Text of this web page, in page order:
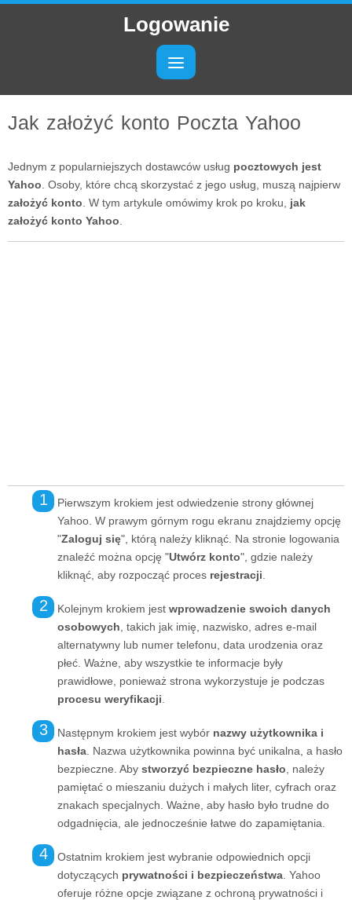
Logowanie
Jak założyć konto Poczta Yahoo
Jednym z popularniejszych dostawców usług pocztowych jest
Yahoo . Osoby, które chcą skorzystać z jego usług, muszą najpierw
założyć konto . W tym artykule omówimy krok po kroku, jak
założyć konto Yahoo
Pierwszym krokiem jest odwiedzenie strony głównej
Yahoo. W prawym górnym rogu ekranu znajdziemy opcję
"Zaloguj się", którą należy kliknąć. Na stronie logowania
znaleźć można opcję "Utwórz konto", gdzie należy
kliknąć, aby rozpocząć proces rejestracji
Kolejnym krokiem jest wprowadzenie swoich danych
osobowych , takich jak imię, nazwisko, adres e-mail
alternatywny lub numer telefonu, data urodzenia oraz
płeć. Ważne, aby wszystkie te informacje były
prawidłowe, ponieważ strona wykorzystuje je podczas
procesu weryfikacji
Następnym krokiem jest wybór nazwy użytkownika i
hasła . Nazwa użytkownika powinna być unikalna, a hasło
bezpieczne. Aby stworzyć bezpieczne hasło , należy
pamiętać o mieszaniu dużych i małych liter, cyfrach oraz
znakach specjalnych. Ważne, aby hasło było trudne do
odgadnięcia, ale jednocześnie łatwe do zapamiętania.
Ostatnim krokiem jest wybranie odpowiednich opcji
dotyczących prywatności i bezpieczeństwa . Yahoo
oferuje różne opcje związane z ochroną prywatności i